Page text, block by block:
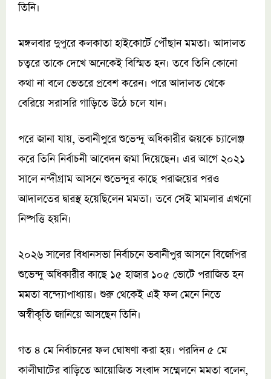
তিনি।
মঙ্গলবার দুপুরে কলকাতা হাইকোর্টে পৌঁছান মমতা। আদালত
চত্বরে তাকে দেখে অনেকেই বিস্মিত হন। তবে তিনি কোনো
কথা না বলে ভেতরে প্রবেশ করেন। পরে আদালত থেকে
বেরিয়ে সরাসরি গাড়িতে উঠে চলে যান।
পরে জানা যায়, ভবানীপুরে শুভেন্দু অধিকারীর জয়কে চ্যালেঞ্জ
করে তিনি নির্বাচনী আবেদন জমা দিয়েছেন। এর আগে ২০২১
সালে নন্দীগ্রাম আসনে শুভেন্দুর কাছে পরাজয়ের পরও
আদালতের দ্বারস্থ হয়েছিলেন মমতা। তবে সেই মামলার এখনো
নিষ্পত্তি হয়নি।
২০২৬ সালের বিধানসভা নির্বাচনে ভবানীপুর আসনে বিজেপির
শুভেন্দু অধিকারীর কাছে ১৫ হাজার ১০৫ ভোটে পরাজিত হন
মমতা বন্দ্যোপাধ্যায়। শুরু থেকেই এই ফল মেনে নিতে
অস্বীকৃতি জানিয়ে আসছেন তিনি।
গত ৪ মে নির্বাচনের ফল ঘোষণা করা হয়। পরদিন ৫ মে
কালীঘাটের বাড়িতে আয়োজিত সংবাদ সম্মেলনে মমতা বলেন,